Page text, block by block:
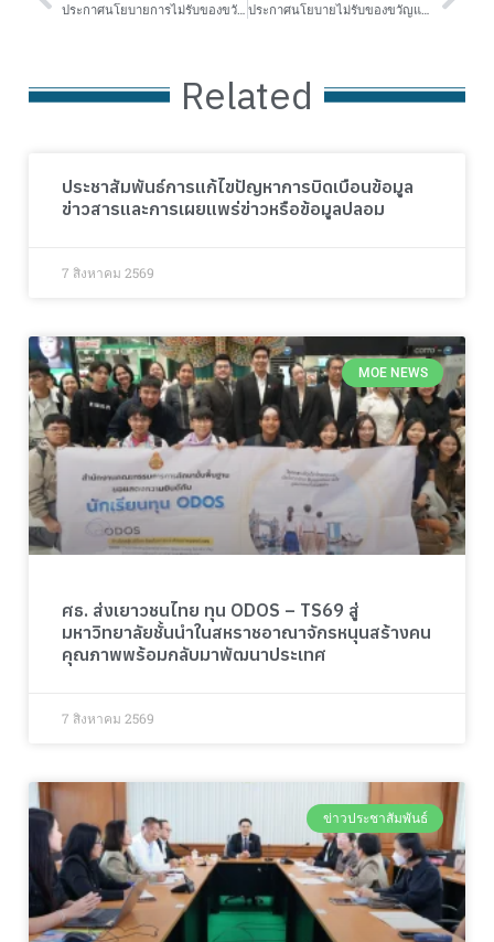
ประกาศนโยบายการไม่รับของขวัญและของกำนัล ประกาศนโยบายไม่รับของขวัญและของกำนัลทุกชนิดจากการปฏิบัติหน้าที่ (No Gift Policy) ประจำปีงบประมาณ พ.ศ. 2569 ฉบับภาษาไทยและภาษาอังกฤษ
Related
ประชาสัมพันธ์การแก้ไขปัญหาการบิดเบือนข้อมูล
ข่าวสารและการเผยแพร่ข่าวหรือข้อมูลปลอม
7 สิงหาคม 2569
MOE NEWS
ศธ. ส่งเยาวชนไทย ทุน ODOS – TS69 สู่
มหาวิทยาลัยชั้นนำในสหราชอาณาจักรหนุนสร้างคน
คุณภาพพร้อมกลับมาพัฒนาประเทศ
7 สิงหาคม 2569
ข่าวประชาสัมพันธ์